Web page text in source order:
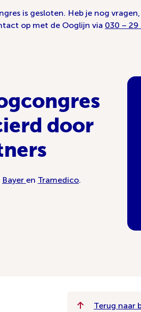
is gesloten. Heb je nog
op met de Ooglijn via 030 –
door
Bayer en Tramedico.
Terug naar